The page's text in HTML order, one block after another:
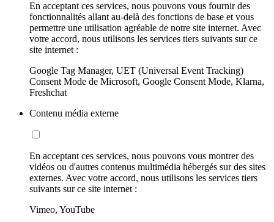
En acceptant ces services, nous pouvons vous fournir des
fonctionnalités allant au-delà des fonctions de base et vous
permettre une utilisation agréable de notre site internet. Avec
votre accord, nous utilisons les services tiers suivants sur ce
site internet :
Google Tag Manager, UET (Universal Event Tracking)
Consent Mode de Microsoft, Google Consent Mode, Klarna,
Freshchat
Contenu média externe
En acceptant ces services, nous pouvons vous montrer des
vidéos ou d'autres contenus multimédia hébergés sur des sites
externes. Avec votre accord, nous utilisons les services tiers
suivants sur ce site internet :
Vimeo, YouTube